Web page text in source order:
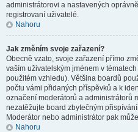
administrátorovi a nastavených
registrovaní uživatelé.
Nahoru
Jak změním svoje zařazení?
Obecně vzato, svoje zařazení přímo
vaším uživatelským jménem v
použitém vzhledu). Většina boardů
počtu vámi přidaných příspěvků a k
označení moderátorů a administrátorů
nezatěžujte board zbytečným
Moderátor nebo administrátor pak
Nahoru